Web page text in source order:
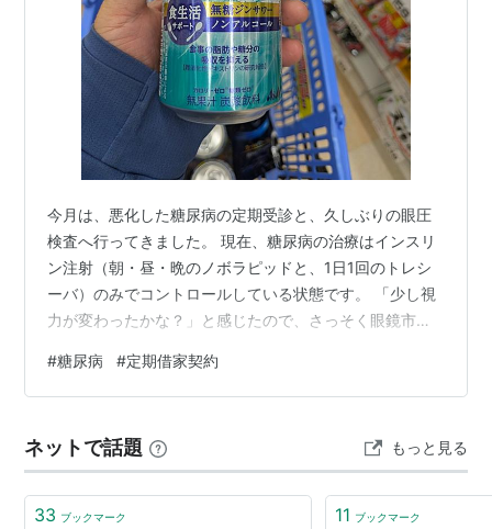
今月は、悪化した糖尿病の定期受診と、久しぶりの眼圧
検査へ行ってきました。 ​現在、糖尿病の治療はインスリ
ン注射（朝・昼・晩のノボラピッドと、1日1回のトレシ
ーバ）のみでコントロールしている状態です。 ​「少し視
力が変わったかな？」と感じたので、さっそく眼鏡市場
ました！ ​ただ、これからの季節に大好物だったスイカ
は、血糖値コントロールのためしばらくお預け。 これは
いて。 やはり年齢のせいもあるのか、若い頃のように
「がむしゃらに、バリバリと！」とはいかないな、と感
じることも増えました。 ​です…
#糖尿病 #定期借家契約
ネットで話題 もっと見る
33 ブックマーク 11 ブックマーク